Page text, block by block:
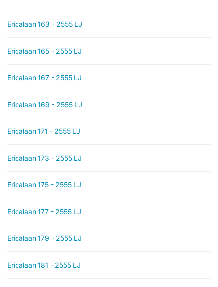
Ericalaan 163 - 2555 LJ
Ericalaan 165 - 2555 LJ
Ericalaan 167 - 2555 LJ
Ericalaan 169 - 2555 LJ
Ericalaan 171 - 2555 LJ
Ericalaan 173 - 2555 LJ
Ericalaan 175 - 2555 LJ
Ericalaan 177 - 2555 LJ
Ericalaan 179 - 2555 LJ
Ericalaan 181 - 2555 LJ